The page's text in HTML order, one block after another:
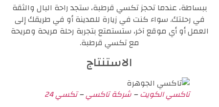
ببساطة، عندما تحجز تكسي قرطبة، ستجد راحة البال والثقة
في رحلتك. سواء كنت في زيارة للمدينة أو في طريقك إلى
العمل أو أي موقع آخر، ستستمتع بتجربة رحلة مريحة ومريحة
مع تكسي قرطبة.
الاستنتاج
تاكسي الكويت–شركة تاكسي–تكسي 24